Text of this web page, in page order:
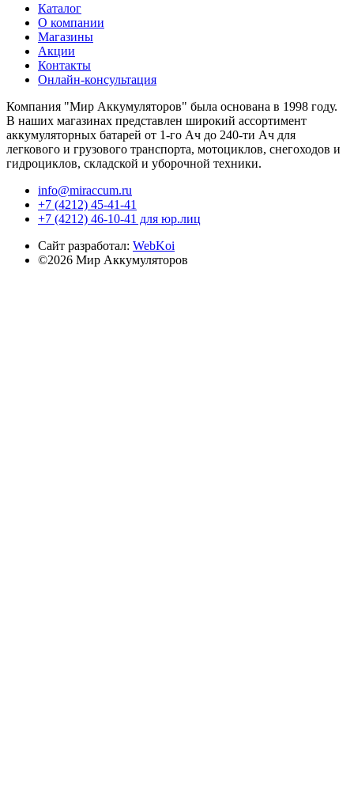
Каталог
О компании
Магазины
Акции
Контакты
Онлайн-консультация
Компания "Мир Аккумуляторов" была основана в 1998 году.
В наших магазинах представлен широкий ассортимент
аккумуляторных батарей от 1-го Ач до 240-ти Ач для
легкового и грузового транспорта, мотоциклов, снегоходов и
гидроциклов, складской и уборочной техники.
info@miraccum.ru
+7 (4212) 45-41-41
+7 (4212) 46-10-41 для юр.лиц
Сайт разработал: WebKoi
©2026 Мир Аккумуляторов